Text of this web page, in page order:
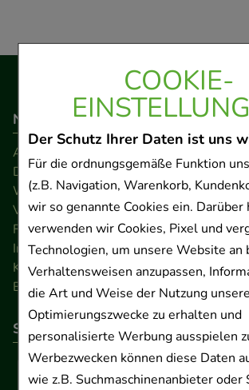
COOKIE-
Der Schutz Ihrer Daten ist uns
Für die ordnungsgemäße Funktion
(z.B. Navigation, Warenkorb,
wir so genannte Cookies ein. Darüber
verwenden wir Cookies, Pixel und
Technologien, um unsere Website an
Verhaltensweisen anzupassen,
die Art und Weise der Nutzung
Optimierungszwecke zu erhalten und
personalisierte Werbung ausspielen
Werbezwecken können diese Daten
wie z.B. Suchmaschinenanbieter oder
Navigation
AGB
Datenschutz
Widerrufsrecht
Versandkosten
FAQ
Impressum
Kontakt
Barrierefreiheitserklärung
So können Sie bezahlen